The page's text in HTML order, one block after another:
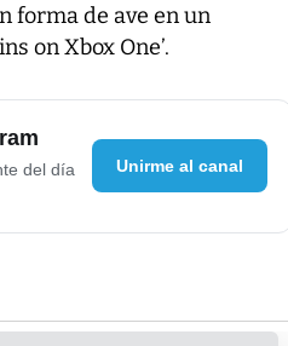
forma de ave en un
on Xbox One’.
del día
Unirme al canal